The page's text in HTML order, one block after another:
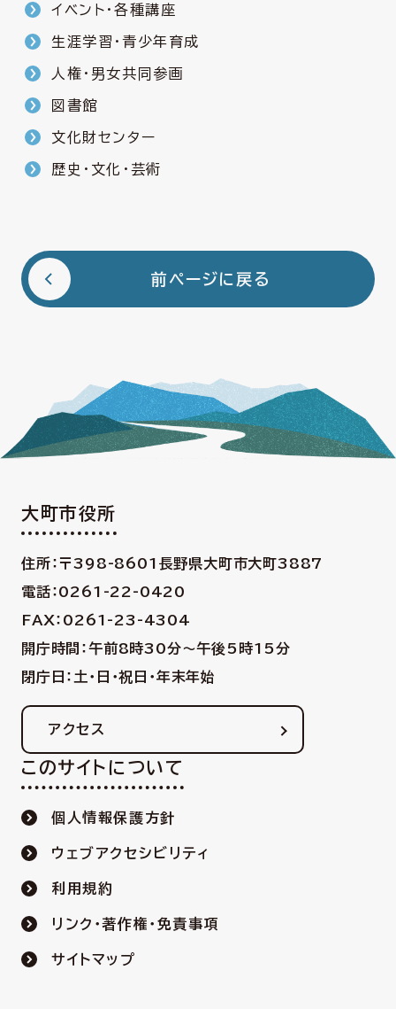
イベント・各種講座
生涯学習・青少年育成
人権・男女共同参画
図書館
文化財センター
歴史・文化・芸術
前ページに戻る
大町市役所
住所：〒398-8601 長野県大町市大町3887
電話：0261-22-0420
FAX：0261-23-4304
開庁時間：午前8時30分〜午後5時15分
閉庁日：土・日・祝日・年末年始
アクセス
このサイトについて
個人情報保護方針
ウェブアクセシビリティ
利用規約
リンク・著作権・免責事項
サイトマップ